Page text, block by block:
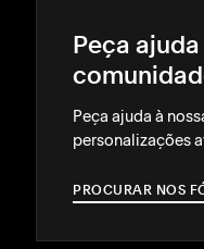
Peça
Peça ajuda à
personalizações
PROCURAR NOS